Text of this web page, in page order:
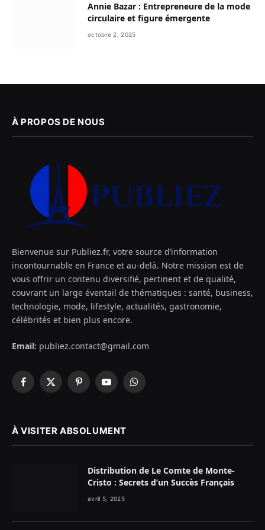
Annie Bazar : Entrepreneure de la mode
circulaire et figure émergente
octobre 2, 2025
À PROPOS DE NOUS
Bienvenue sur Publiez.fr, votre source d’information
incontournable en France et au-delà. Notre mission est de
vous offrir un contenu diversifié, pertinent et de qualité,
couvrant un large éventail de thématiques : santé, business,
technologie, mode, lifestyle, actualités, gastronomie,
célébrités et bien plus encore.
Email: publiez.contact@gmail.com
Facebook
X
PinterestYouTubeWhatsApp
À VISITER ABSOLUMENT
Distribution de Le Comte de Monte-
Cristo : Secrets d’un Succès Français
avril 5, 2025